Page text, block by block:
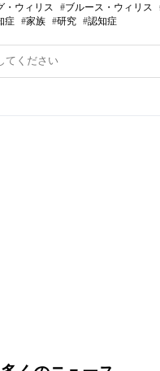
・ウィリス ブルース・ウィリス
症
家族 研究 認知症